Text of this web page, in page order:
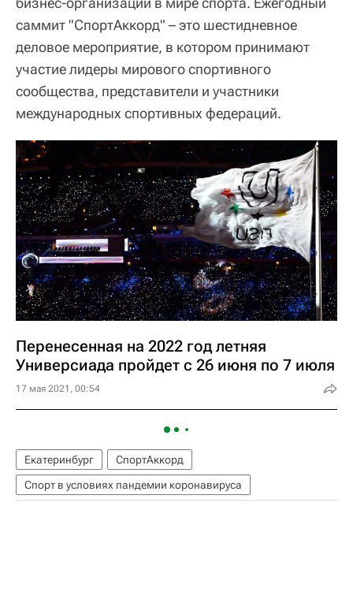
саммит "СпортАккорд" – это шестидневное
деловое мероприятие, в котором принимают
участие лидеры мирового спортивного
сообщества, представители и участники
международных спортивных федераций.
Перенесенная на 2022 год летняя
Универсиада пройдет с 26 июня по 7 июля
17 мая 2021, 00:54
Екатеринбург
СпортАккорд
Спорт в условиях пандемии коронавируса